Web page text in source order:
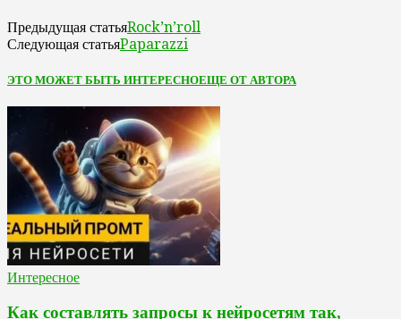
Предыдущая статьяRock’n’roll
Следующая статьяPaparazzi
ЭТО МОЖЕТ БЫТЬ ИНТЕРЕСНОЕЩЕ ОТ АВТОРА
Интересное
Как составлять запросы к нейросетям так,